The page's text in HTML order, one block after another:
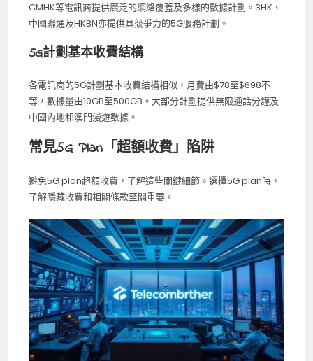
CMHK等電訊商提供廣泛的網絡覆蓋及多樣的數據計劃。3HK、
中國聯通及HKBN亦提供具競爭力的5G服務計劃。
5G計劃基本收費結構
各電訊商的5G計劃基本收費結構相似，月費由$78至$698不
等，數據量由10GB至500GB。大部分計劃提供無限通話分鐘及
中國內地和澳門漫遊數據。
常見5G Plan「超額收費」陷阱
避免5G plan超額收費，了解這些關鍵細節。選擇5G plan時，
了解隱藏收費和相關條款至關重要。